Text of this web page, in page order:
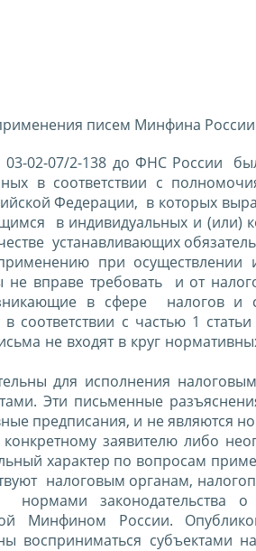
писем Минфина
02-07/2-138 до ФНС России
в соответствии с
Федерации, в которых
в индивидуальных и (или)
устанавливающих
при осуществлении
вправе требовать и от
в сфере налогов
с частью 1
не входят в круг
для исполнения
Эти письменные
предписания, и не являются
заявителю либо
характер по вопросам
налоговым органам,
нормами
Минфином России.
восприниматься субъектами